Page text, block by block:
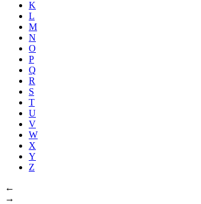
K
L
M
N
O
P
Q
R
S
T
U
V
W
X
Y
Z
←
→